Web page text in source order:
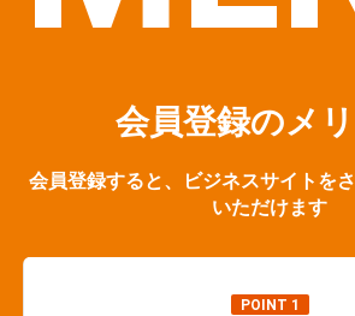
会員登録のメ
会員登録すると、ビジネスサイトを
いただけます
POINT 1